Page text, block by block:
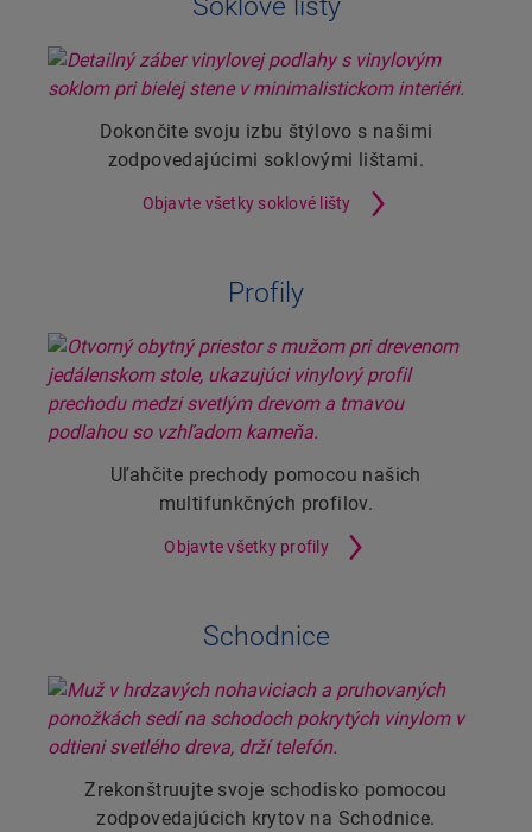
Soklové lišty
Dokončite svoju izbu štýlovo s našimi
zodpovedajúcimi soklovými lištami.
Objavte všetky soklové lišty
Profily
Uľahčite prechody pomocou našich
multifunkčných profilov.
Objavte všetky profily
Schodnice
Zrekonštruujte svoje schodisko pomocou
zodpovedajúcich krytov na Schodnice.